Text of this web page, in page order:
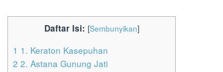
Daftar Isi: [Sembunyikan]
1 1. Keraton Kasepuhan
2 2. Astana Gunung Jati